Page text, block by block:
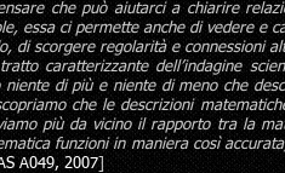
che può aiutarci a chiarire
essa ci permette anche di vedere e
di scorgere regolarità e connessioni
caratterizzante dell’indagine
di più e niente di meno che
che le descrizioni
più da vicino il rapporto tra la
funzioni in maniera così
A049, 2007]